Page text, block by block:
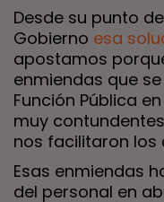
Desde su punto
Gobierno esa
apostamos
enmiendas que
Función Pública
muy
nos facilitaron los
Esas enmiendas
del personal en